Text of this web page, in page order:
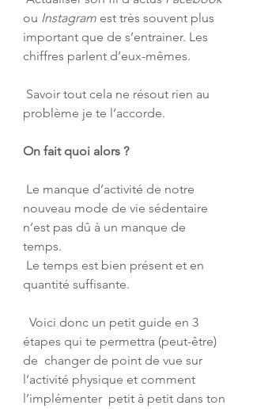
ou Instagram est très souvent plus
important que de s’entrainer. Les
chiffres parlent d’eux-mêmes.
problème je te l’accorde.
On fait quoi alors ?
nouveau mode de vie sédentaire
n’est pas dû à un manque de
temps.
quantité suffisante.
étapes qui te permettra (peut-être)
de  changer de point de vue sur
l’activité physique et comment
l’implémenter  petit à petit dans ton